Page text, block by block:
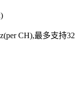
CH),最多支持32